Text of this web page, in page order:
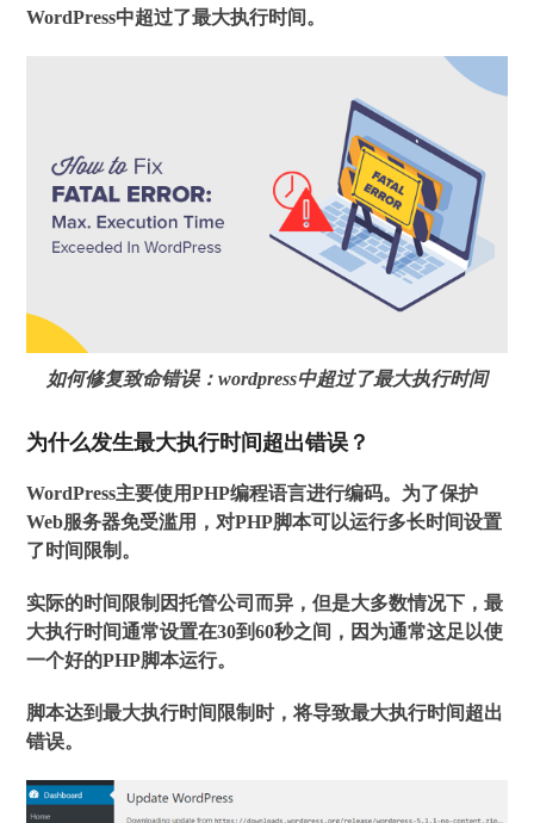
WordPress中超过了最大执行时间。
如何修复致命错误：wordpress中超过了最大执行时间
为什么发生最大执行时间超出错误？
WordPress主要使用PHP编程语言进行编码。为了保护
Web服务器免受滥用，对PHP脚本可以运行多长时间设置
了时间限制。
实际的时间限制因托管公司而异，但是大多数情况下，最
大执行时间通常设置在30到60秒之间，因为通常这足以使
一个好的PHP脚本运行。
脚本达到最大执行时间限制时，将导致最大执行时间超出
错误。